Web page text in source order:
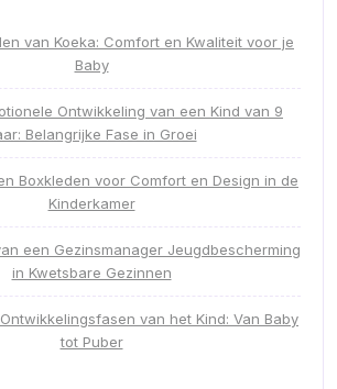
van Koeka: Comfort en Kwaliteit voor je
Baby
Ontwikkeling van een Kind van 9
Belangrijke Fase in Groei
Boxkleden voor Comfort en Design in de
Kinderkamer
een Gezinsmanager Jeugdbescherming
in Kwetsbare Gezinnen
van het Kind: Van Baby
tot Puber